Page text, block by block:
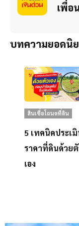
เพื่อ
บทความยอดนิ
สินเชื่อโฉนดที่ดิน
5 เทคนิคประเ
ราคาที่ดินด้วย
เอง